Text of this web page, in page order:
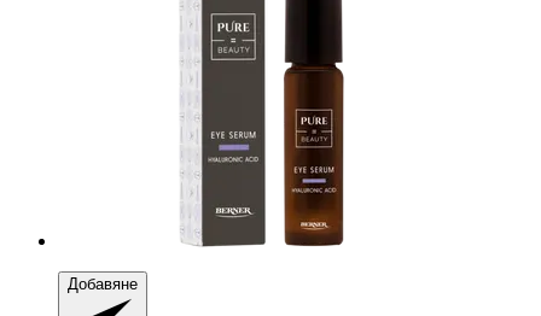
Добавяне